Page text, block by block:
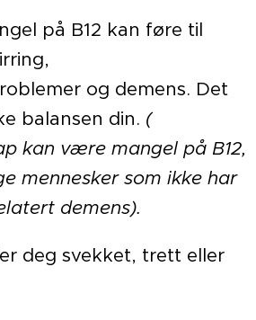
på B12 kan føre til
og demens. Det
balansen din. (
kan være mangel på B12,
mennesker som ikke har
demens).
deg svekket, trett eller